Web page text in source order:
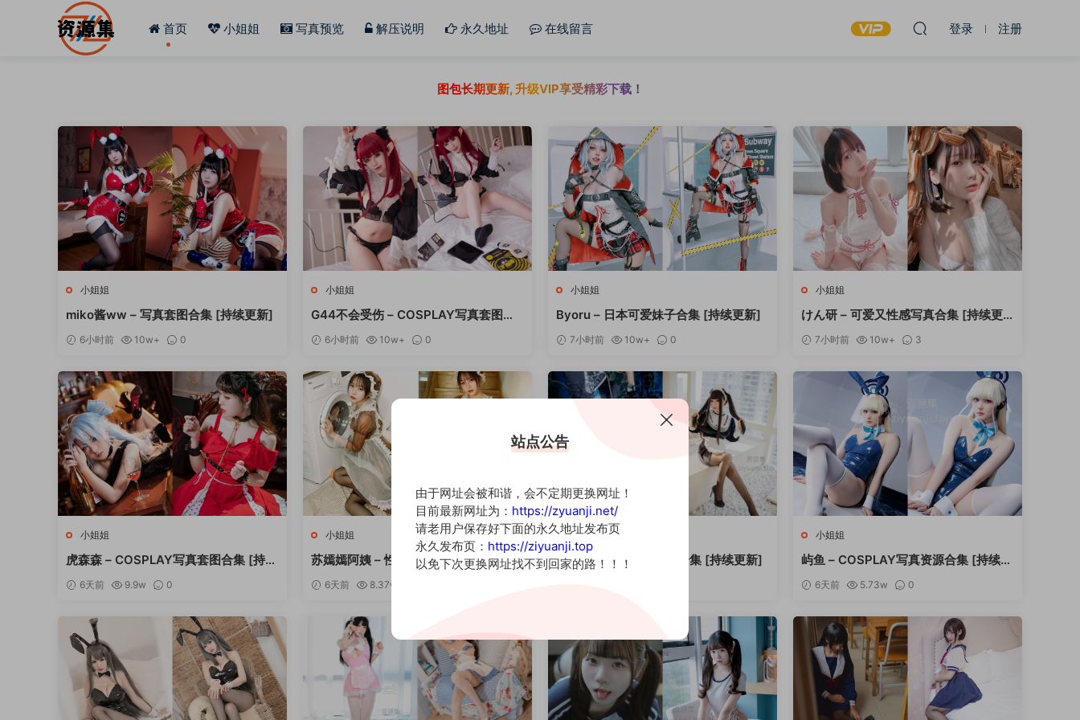
首页 小姐姐 写真预览 解压说明 永久地址 在线留言 登录 注册
图包长期更新, 升级VIP享受精彩下载！
小姐姐
miko酱ww – 写真套图合集 [持续更新]
6小时前 10w+ 0
小姐姐
G44不会受伤 – COSPLAY写真套图合
6小时前 10w+ 0
小姐姐
Byoru – 日本可爱妹子合集 [持续更新]
7小时前 10w+ 0
小姐姐
けん研 – 可爱又性感写真合集 [持续更
7小时前 10w+ 3
小姐姐
虎森森 – COSPLAY写真套图合集 [持续
6天前 9.9w 0
小姐姐
苏嫣嫣阿姨 – 性感写真资源合集 [持续
6天前 8.37w
小姐姐
胡桃猫 – 元气满满写真合集 [持续更新]
小姐姐
屿鱼 – COSPLAY写真资源合集 [持续更
6天前 5.73w 0
站点公告
由于网址会被和谐，会不定期更换网址！
目前最新网址为： https://zyuanji.net/
请老用户保存好下面的永久地址发布页
永久发布页： https://ziyuanji.top
以免下次更换网址找不到回家的路！！！